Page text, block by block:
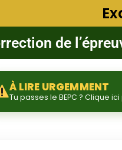
de
À LIRE URGEMMENT
Tu passes le BEPC ? Clique